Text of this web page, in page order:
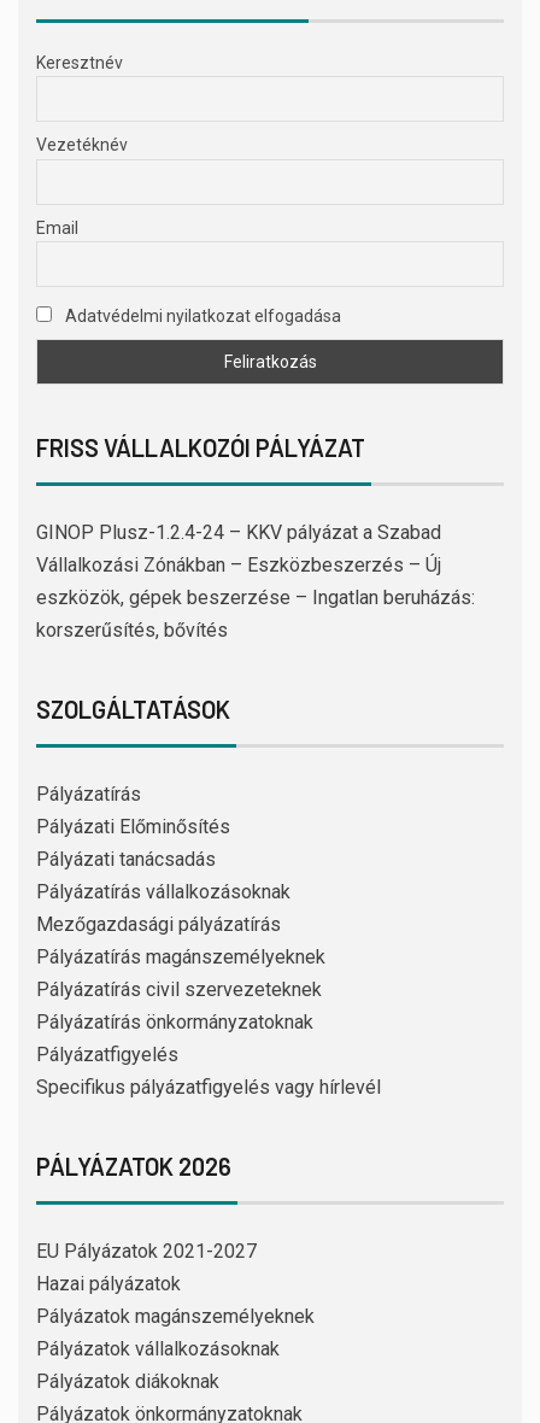
Keresztnév
Vezetéknév
Email
Adatvédelmi nyilatkozat elfogadása
FRISS VÁLLALKOZÓI PÁLYÁZAT
GINOP Plusz-1.2.4-24 – KKV pályázat a Szabad
Vállalkozási Zónákban – Eszközbeszerzés – Új
eszközök, gépek beszerzése – Ingatlan beruházás:
korszerűsítés, bővítés
SZOLGÁLTATÁSOK
Pályázatírás
Pályázati Előminősítés
Pályázati tanácsadás
Pályázatírás vállalkozásoknak
Mezőgazdasági pályázatírás
Pályázatírás magánszemélyeknek
Pályázatírás civil szervezeteknek
Pályázatírás önkormányzatoknak
Pályázatfigyelés
Specifikus pályázatfigyelés vagy hírlevél
PÁLYÁZATOK 2026
EU Pályázatok 2021-2027
Hazai pályázatok
Pályázatok magánszemélyeknek
Pályázatok vállalkozásoknak
Pályázatok diákoknak
Pályázatok önkormányzatoknak